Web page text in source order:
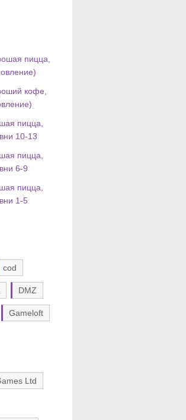
пицца,
кофе,
пицца,
10-13
пицца,
6-9
пицца,
1-5
cod
DMZ
Gameloft
Ltd